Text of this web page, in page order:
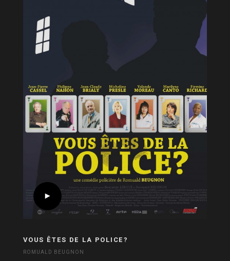
VOUS ÊTES DE LA POLICE?
ROMUALD BEUGNON